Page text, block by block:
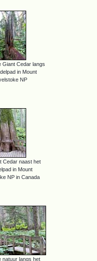
Giant Cedar langs
in Mount
NP
Cedar naast het
in Mount
NP in Canada
natuur langs het